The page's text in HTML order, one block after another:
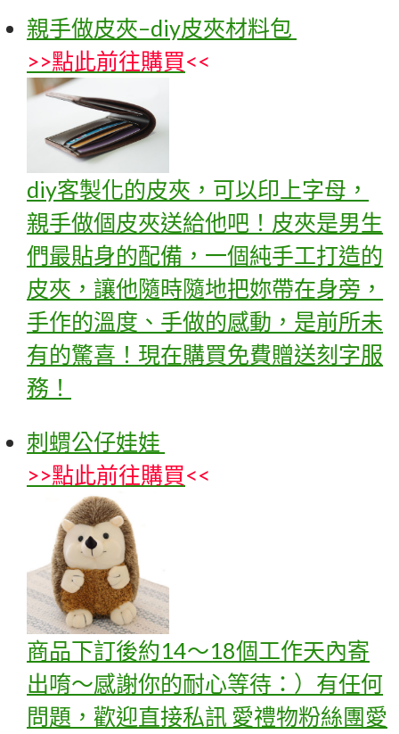
親手做皮夾–diy皮夾材料包
>>點此前往購買<<
diy客製化的皮夾，可以印上字母，
親手做個皮夾送給他吧！皮夾是男生
們最貼身的配備，一個純手工打造的
皮夾，讓他隨時隨地把妳帶在身旁，
手作的溫度、手做的感動，是前所未
有的驚喜！現在購買免費贈送刻字服
務！
刺蝟公仔娃娃
>>點此前往購買<<
商品下訂後約14～18個工作天內寄
出唷～感謝你的耐心等待：）有任何
問題，歡迎直接私訊 愛禮物粉絲團愛